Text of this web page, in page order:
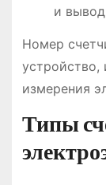
и
Номер
устройство,
измерения
Типы